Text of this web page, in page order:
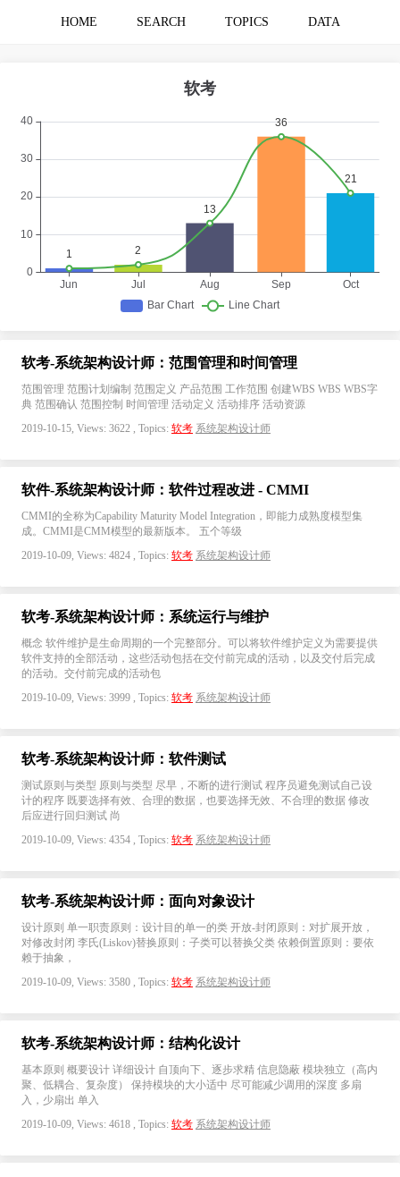
HOME SEARCH TOPICS DATA
软考-系统架构设计师：范围管理和时间管理
范围管理 范围计划编制 范围定义 产品范围 工作范围 创建WBS WBS WBS字
典 范围确认 范围控制 时间管理 活动定义 活动排序 活动资源
2019-10-15, Views: 3622 , Topics: 软考 系统架构设计师
软件-系统架构设计师：软件过程改进 - CMMI
CMMI的全称为Capability Maturity Model Integration，即能力成熟度模型集
成。CMMI是CMM模型的最新版本。 五个等级
2019-10-09, Views: 4824 , Topics: 软考 系统架构设计师
软考-系统架构设计师：系统运行与维护
概念 软件维护是生命周期的一个完整部分。可以将软件维护定义为需要提供
软件支持的全部活动，这些活动包括在交付前完成的活动，以及交付后完成
的活动。交付前完成的活动包
2019-10-09, Views: 3999 , Topics: 软考 系统架构设计师
软考-系统架构设计师：软件测试
测试原则与类型 原则与类型 尽早，不断的进行测试 程序员避免测试自己设
计的程序 既要选择有效、合理的数据，也要选择无效、不合理的数据 修改
后应进行回归测试 尚
2019-10-09, Views: 4354 , Topics: 软考 系统架构设计师
软考-系统架构设计师：面向对象设计
设计原则 单一职责原则：设计目的单一的类 开放-封闭原则：对扩展开放，
对修改封闭 李氏(Liskov)替换原则：子类可以替换父类 依赖倒置原则：要依
赖于抽象，
2019-10-09, Views: 3580 , Topics: 软考 系统架构设计师
软考-系统架构设计师：结构化设计
基本原则 概要设计 详细设计 自顶向下、逐步求精 信息隐蔽 模块独立（高内
聚、低耦合、复杂度） 保持模块的大小适中 尽可能减少调用的深度 多扇
入，少扇出 单入
2019-10-09, Views: 4618 , Topics: 软考 系统架构设计师